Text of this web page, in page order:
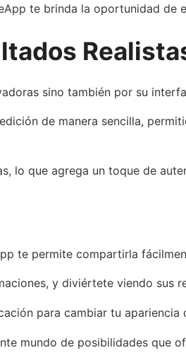
te brinda la oportunidad de
sino también por su
de manera sencilla,
lo que agrega un toque de
te permite compartirla
y diviértete viendo sus
para cambiar tu
mundo de posibilidades que